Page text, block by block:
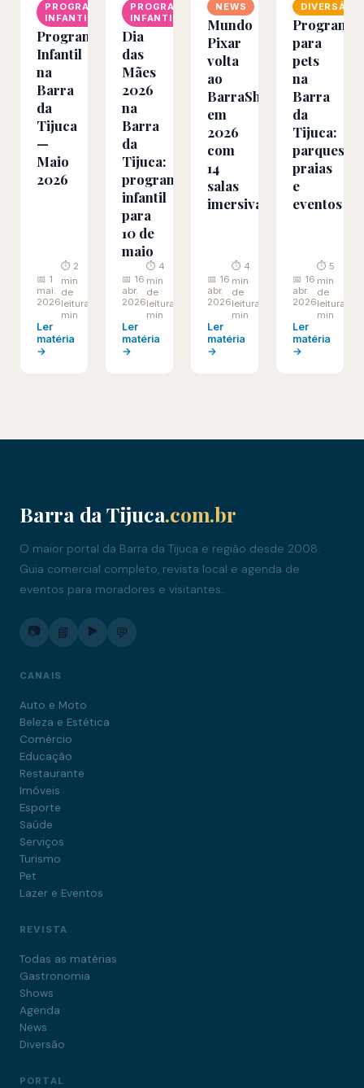
PROGRAMAÇÃO
INFANTIL
Programação
Infantil
na
Barra
da
Tijuca
—
Maio
2026
📅 1
mai.
2026
⏱ 2
min
de
leitura
min
Ler
matéria
→
PROGRAMAÇÃO
INFANTIL
Dia
das
Mães
2026
na
Barra
da
Tijuca:
programação
infantil
para
10 de
maio
📅 16
abr.
2026
⏱ 4
min
de
leitura
min
Ler
matéria
→
NEWS
Mundo
Pixar
volta
ao
BarraShopping
em
2026
com
14
salas
imersivas
📅 16
abr.
2026
⏱ 4
min
de
leitura
min
Ler
matéria
→
DIVERSÃO
para
pets
na
Barra
da
Tijuca:
parques,
praias
e
eventos
📅 16
abr.
2026
⏱ 5
min
de
leitura
min
Ler
matéria
→
Barra da Tijuca.com.br
O maior portal da Barra da Tijuca e região desde 2008.
Guia comercial completo, revista local e agenda de
eventos para moradores e visitantes.
📷 📘 ▶️ 💬
CANAIS
Auto e Moto
Beleza e Estética
Comércio
Educação
Restaurante
Imóveis
Esporte
Saúde
Serviços
Turismo
Pet
Lazer e Eventos
REVISTA
Todas as matérias
Gastronomia
Shows
Agenda
News
Diversão
PORTAL